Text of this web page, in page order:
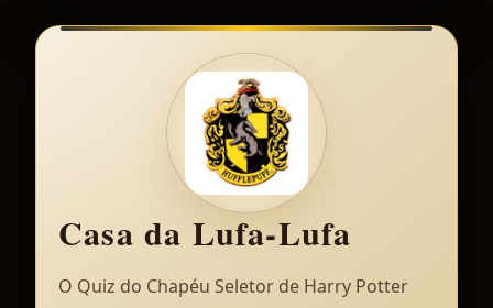
Casa da Lufa-Lufa
O Quiz do Chapéu Seletor de Harry Potter